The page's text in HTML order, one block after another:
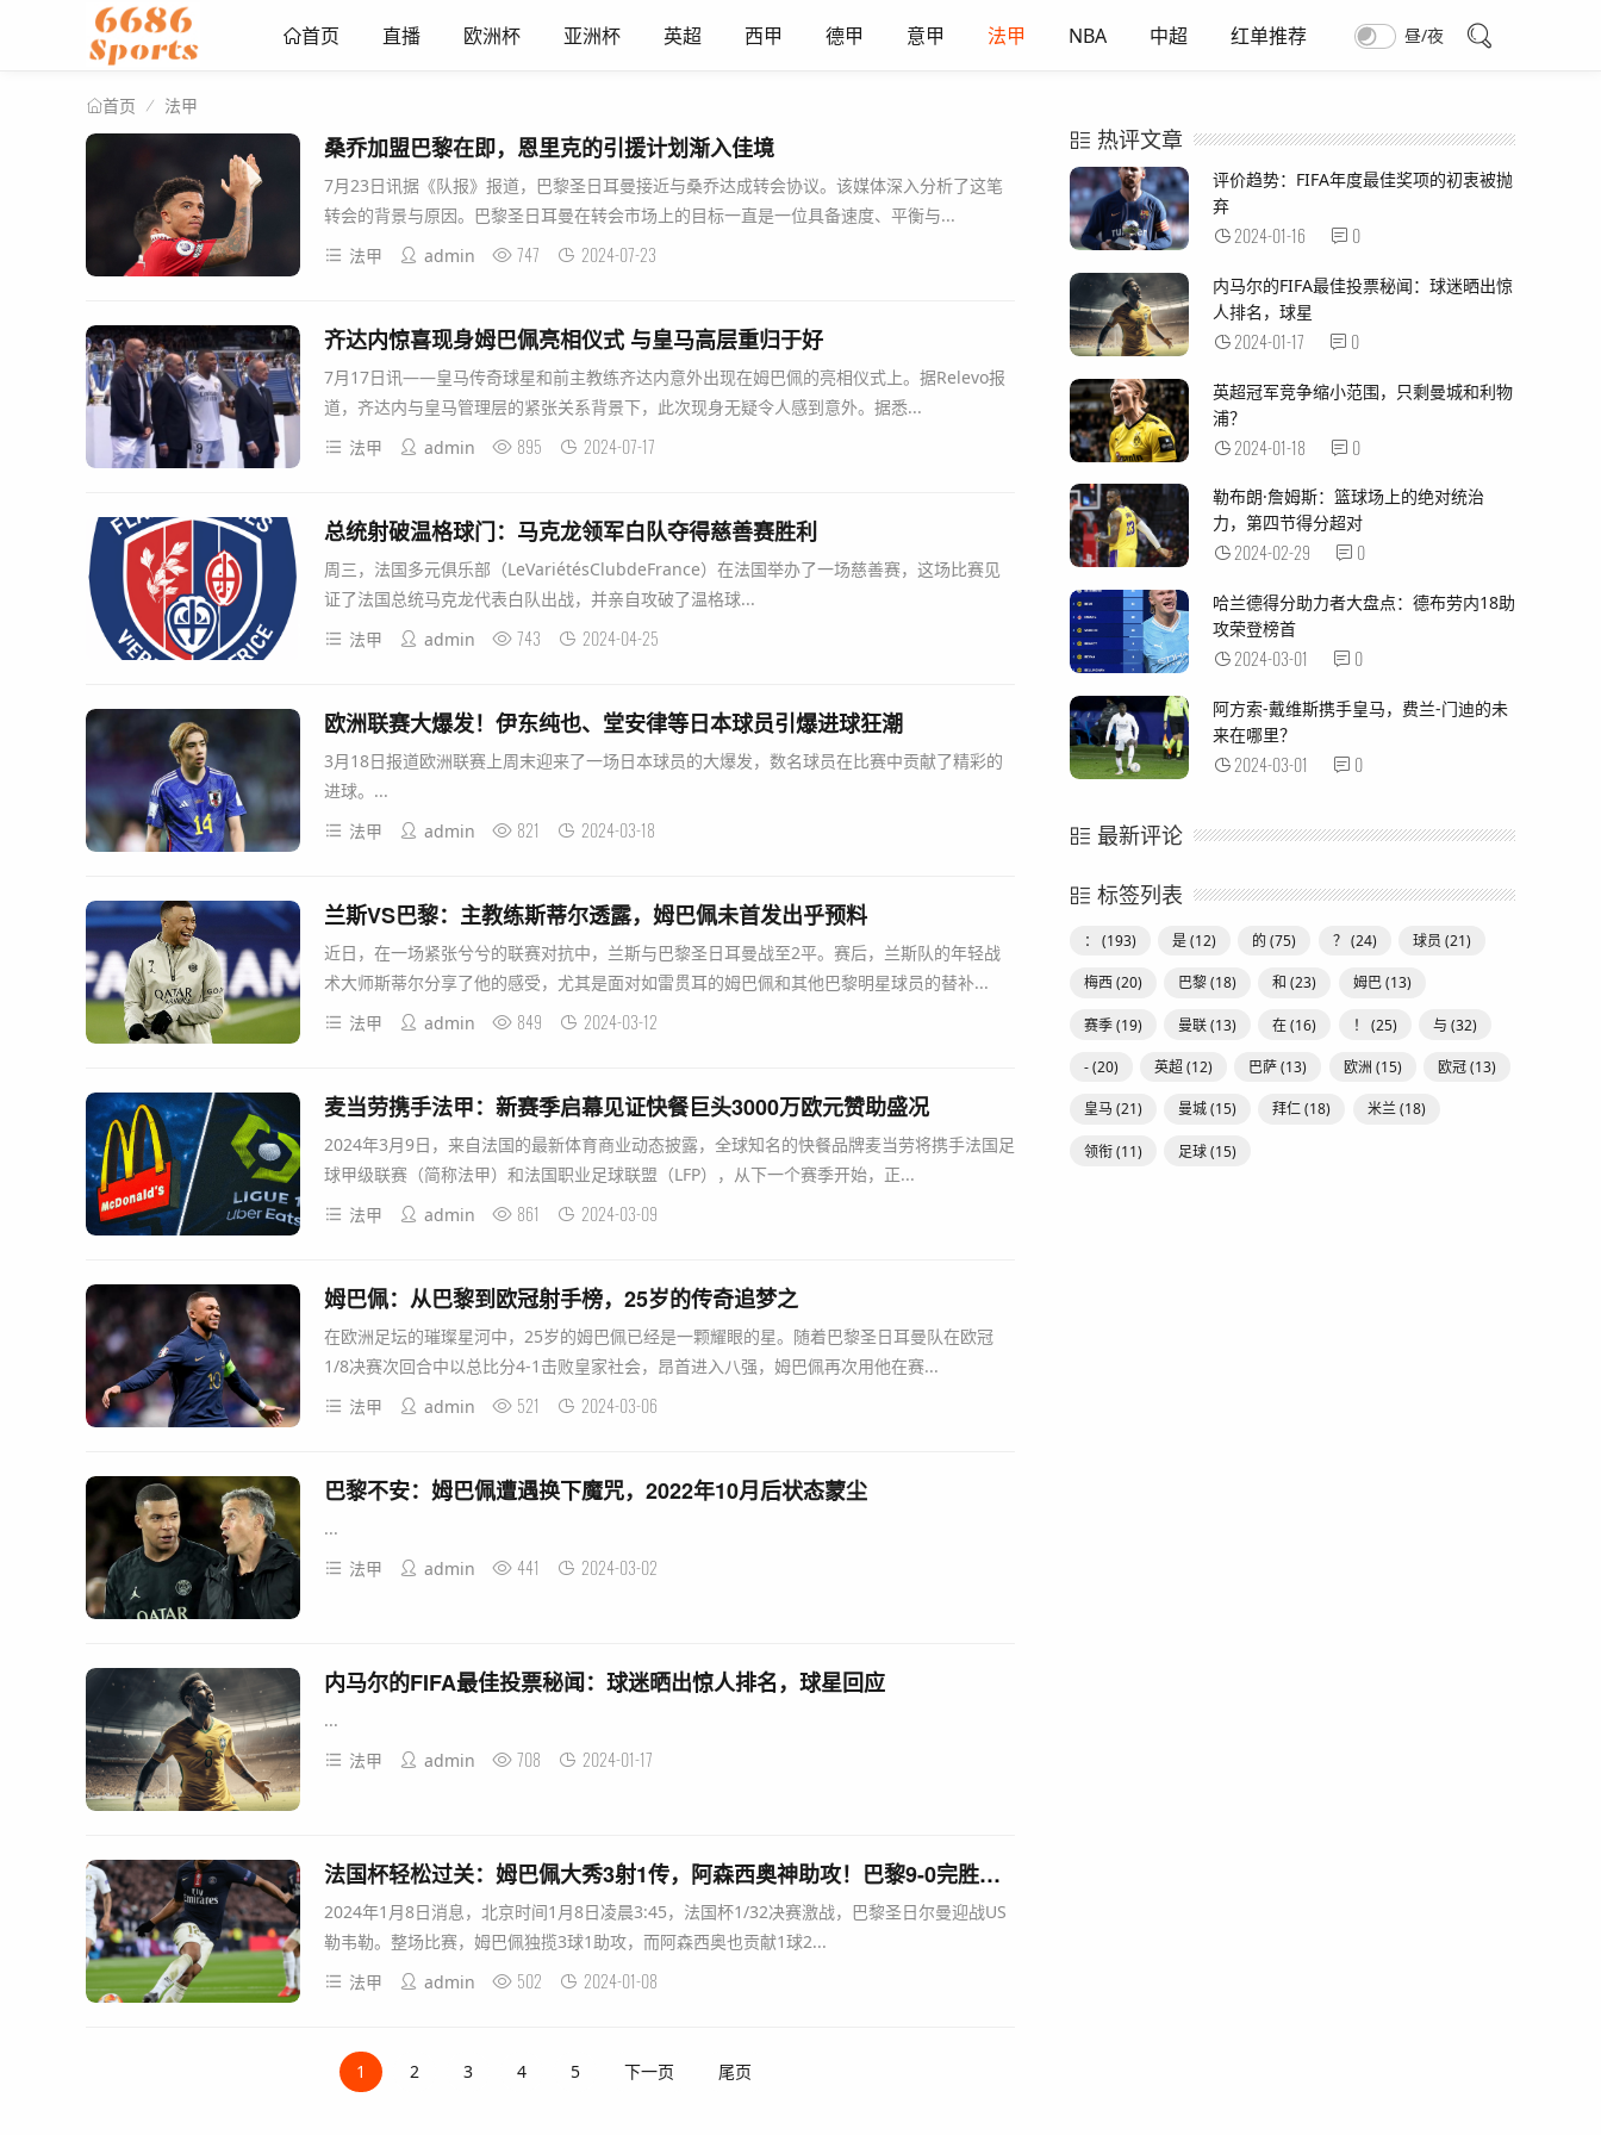
首页 直播 欧洲杯 亚洲杯 英超 西甲 德甲 意甲 法甲 NBA 中超 红单推荐 昼/夜
首页 法甲
桑乔加盟巴黎在即，恩里克的引援计划渐入佳境
7月23日讯据《队报》报道，巴黎圣日耳曼接近与桑乔达成转会协议。该媒体深入分析了这笔
转会的背景与原因。巴黎圣日耳曼在转会市场上的目标一直是一位具备速度、平衡与...
法甲
admin 747 2024-07-23
齐达内惊喜现身姆巴佩亮相仪式 与皇马高层重归于好
7月17日讯——皇马传奇球星和前主教练齐达内意外出现在姆巴佩的亮相仪式上。据Relevo报
道，齐达内与皇马管理层的紧张关系背景下，此次现身无疑令人感到意外。据悉...
法甲
admin 895 2024-07-17
总统射破温格球门：马克龙领军白队夺得慈善赛胜利
周三，法国多元俱乐部（LeVariétésClubdeFrance）在法国举办了一场慈善赛，这场比赛见
证了法国总统马克龙代表白队出战，并亲自攻破了温格球...
法甲
admin 743 2024-04-25
欧洲联赛大爆发！伊东纯也、堂安律等日本球员引爆进球狂潮
3月18日报道欧洲联赛上周末迎来了一场日本球员的大爆发，数名球员在比赛中贡献了精彩的
进球。...
法甲
admin 821 2024-03-18
兰斯VS巴黎：主教练斯蒂尔透露，姆巴佩未首发出乎预料
近日，在一场紧张兮兮的联赛对抗中，兰斯与巴黎圣日耳曼战至2平。赛后，兰斯队的年轻战
术大师斯蒂尔分享了他的感受，尤其是面对如雷贯耳的姆巴佩和其他巴黎明星球员的替补...
法甲
admin 849 2024-03-12
麦当劳携手法甲：新赛季启幕见证快餐巨头3000万欧元赞助盛况
2024年3月9日，来自法国的最新体育商业动态披露，全球知名的快餐品牌麦当劳将携手法国足
球甲级联赛（简称法甲）和法国职业足球联盟（LFP），从下一个赛季开始，正...
法甲
admin 861 2024-03-09
姆巴佩：从巴黎到欧冠射手榜，25岁的传奇追梦之
在欧洲足坛的璀璨星河中，25岁的姆巴佩已经是一颗耀眼的星。随着巴黎圣日耳曼队在欧冠
1/8决赛次回合中以总比分4-1击败皇家社会，昂首进入八强，姆巴佩再次用他在赛...
法甲
admin 521 2024-03-06
巴黎不安：姆巴佩遭遇换下魔咒，2022年10月后状态蒙尘
...
法甲
admin 441 2024-03-02
内马尔的FIFA最佳投票秘闻：球迷晒出惊人排名，球星回应
...
法甲
admin 708 2024-01-17
法国杯轻松过关：姆巴佩大秀3射1传，阿森西奥神助攻！巴黎9-0完胜晋级
2024年1月8日消息，北京时间1月8日凌晨3:45，法国杯1/32决赛激战，巴黎圣日尔曼迎战US
勒韦勒。整场比赛，姆巴佩独揽3球1助攻，而阿森西奥也贡献1球2...
法甲
admin 502 2024-01-08
1 2 3 4 5 下一页 尾页
热评文章
评价趋势：FIFA年度最佳奖项的初衷被抛
弃
2024-01-16 0
内马尔的FIFA最佳投票秘闻：球迷晒出惊
人排名，球星
2024-01-17 0
英超冠军竞争缩小范围，只剩曼城和利物
浦？
2024-01-18 0
勒布朗·詹姆斯：篮球场上的绝对统治
力，第四节得分超对
2024-02-29 0
哈兰德得分助力者大盘点：德布劳内18助
攻荣登榜首
2024-03-01 0
阿方索-戴维斯携手皇马，费兰-门迪的未
来在哪里？
2024-03-01 0
最新评论
标签列表
： (193) 是(12) 的 (75) ？ (24) 球员 (21)
梅西(20) 巴黎(18) 和 (23) 姆巴(13)
赛季(19) 曼联(13) 在(16) ！ (25) 与 (32)
-(20) 英超 (12) 巴萨(13) 欧洲 (15) 欧冠(13)
皇马 (21) 曼城(15) 拜仁(18) 米兰(18)
领衔(11) 足球(15)